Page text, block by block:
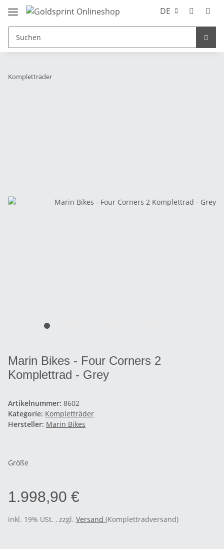
DE
Kompletträder
Marin Bikes - Four Corners 2
Komplettrad - Grey
Artikelnummer: 8602
Kategorie: Kompletträder
Hersteller: Marin Bikes
Größe
1.998,90 €
inkl. 19% USt. , zzgl. Versand (Komplettradversand)